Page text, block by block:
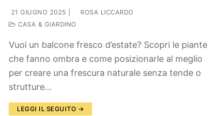
21 GIUGNO 2025
ROSA LICCARDO
CASA & GIARDINO
Vuoi un balcone fresco d’estate? Scopri le piante
che fanno ombra e come posizionarle al meglio
per creare una frescura naturale senza tende o
strutture…
LEGGI IL SEGUITO →